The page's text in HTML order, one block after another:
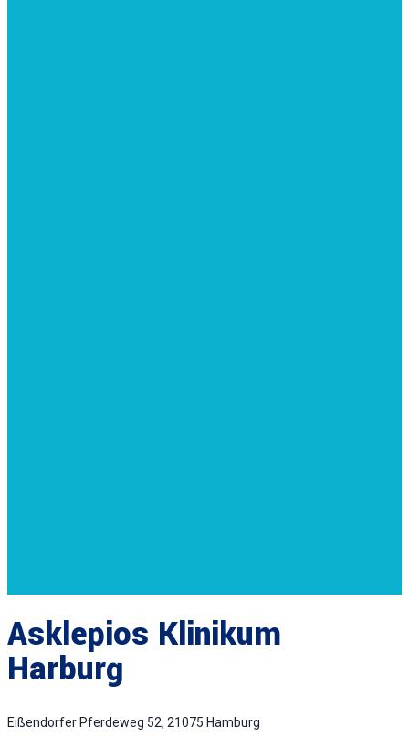
Asklepios Klinikum
Harburg
Eißendorfer Pferdeweg 52, 21075 Hamburg